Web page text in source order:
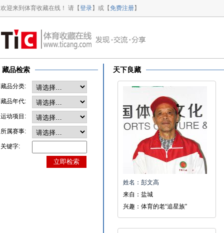
欢迎来到体育收藏在线！ 请【登录】或【免费注册】
藏品检索
藏品分类:
藏品年代:
运动项目:
所属赛事:
关键字:
天下良藏
姓名：彭文高
来自：盐城
兴趣：体育的老“追星族”